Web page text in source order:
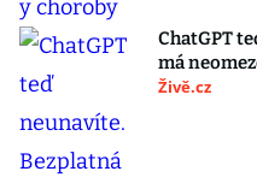
ChatGPT
má
Živě.cz